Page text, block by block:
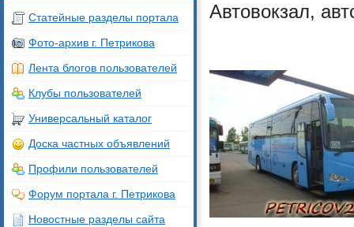
Автовокзал,
Статейные разделы портала
Фото-архив г. Петрикова
Лента блогов пользователей
Клубы пользователей
Универсальный каталог
Доска частных объявлений
Профили пользователей
Форум портала г. Петрикова
Новостные разделы сайта